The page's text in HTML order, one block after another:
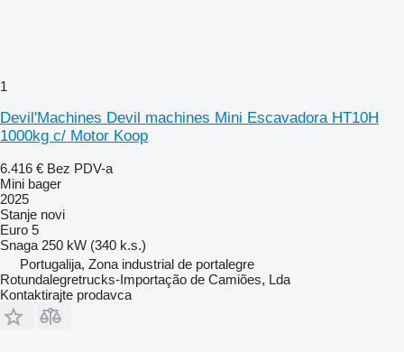
1
Devil'Machines Devil machines Mini Escavadora HT10H
1000kg c/ Motor Koop
6.416 € Bez PDV-a
Mini bager
2025
Stanje novi
Euro 5
Snaga 250 kW (340 k.s.)
Portugalija, Zona industrial de portalegre
Rotundalegretrucks-Importação de Camiões, Lda
Kontaktirajte prodavca